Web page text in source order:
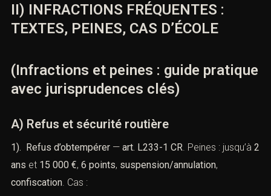
II) INFRACTIONS FRÉQUENTES :
TEXTES, PEINES, CAS D’ÉCOLE
(Infractions et peines : guide pratique
avec jurisprudences clés)
A) Refus et sécurité routière
1). Refus d’obtempérer — art. L233-1 CR. Peines : jusqu’à 2
ans et 15 000 €, 6 points, suspension/annulation,
confiscation. Cas :